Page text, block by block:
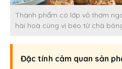
Thành phẩm có lớp vỏ thơm
hài hoà cùng vị béo từ chà
Đặc tính cảm quan sản